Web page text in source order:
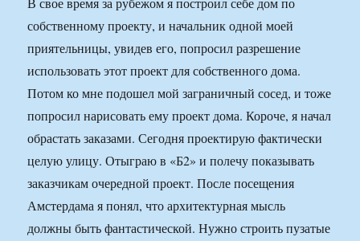
собственному проекту, и начальник одной моей
приятельницы, увидев его, попросил разрешение
использовать этот проект для собственного дома.
Потом ко мне подошел мой заграничный сосед, и тоже
попросил нарисовать ему проект дома. Короче, я начал
обрастать заказами. Сегодня проектирую фактически
целую улицу. Отыграю в «Б2» и полечу показывать
заказчикам очередной проект. После посещения
Амстердама я понял, что архитектурная мысль
должны быть фантастической. Нужно строить пузатые